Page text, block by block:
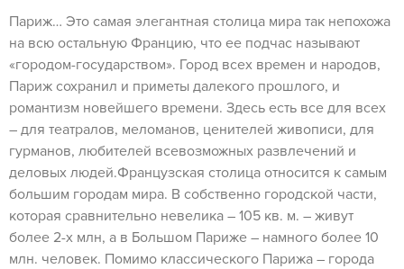
Париж… Это самая элегантная столица мира так непохожа
на всю остальную Францию, что ее подчас называют
«городом-государством». Город всех времен и народов,
Париж сохранил и приметы далекого прошлого, и
романтизм новейшего времени. Здесь есть все для всех
– для театралов, меломанов, ценителей живописи, для
гурманов, любителей всевозможных развлечений и
деловых людей.Французская столица относится к самым
большим городам мира. В собственно городской части,
которая сравнительно невелика – 105 кв. м. – живут
более 2-х млн, а в Большом Париже – намного более 10
млн. человек. Помимо классического Парижа – города